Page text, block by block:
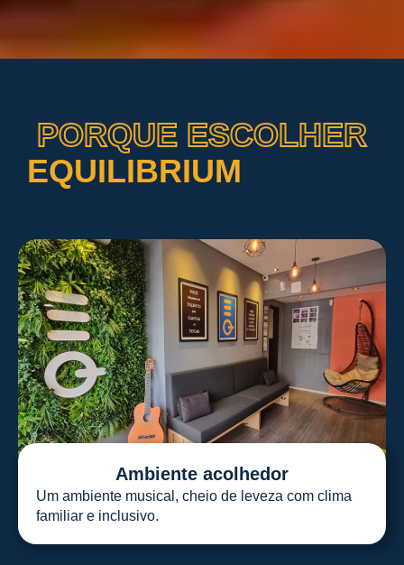
PORQUE ESCOLHER
EQUILIBRIUM
Ambiente acolhedor
Um ambiente musical, cheio de leveza com clima
familiar e inclusivo.